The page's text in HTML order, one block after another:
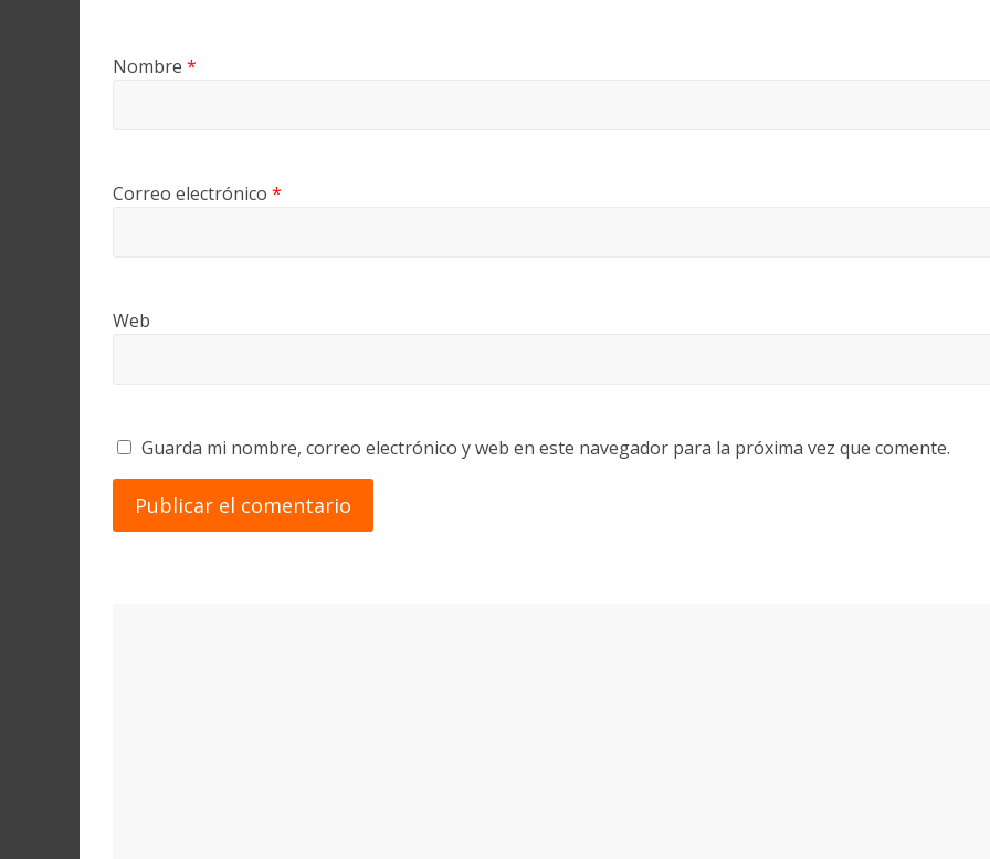
Nombre *
Correo electrónico *
Web
Guarda mi nombre, correo electrónico y web en este navegador para la próxima vez que comente.